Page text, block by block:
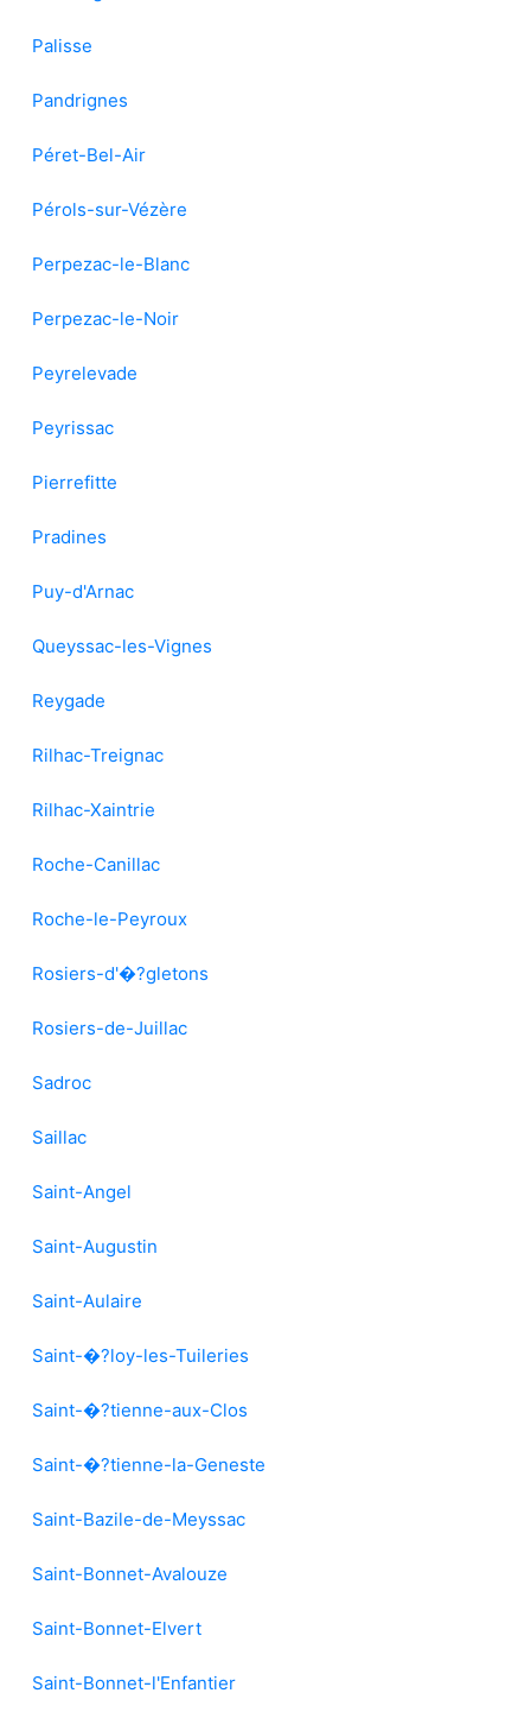
Palisse
Pandrignes
Péret-Bel-Air
Pérols-sur-Vézère
Perpezac-le-Blanc
Perpezac-le-Noir
Peyrelevade
Peyrissac
Pierrefitte
Pradines
Puy-d'Arnac
Queyssac-les-Vignes
Reygade
Rilhac-Treignac
Rilhac-Xaintrie
Roche-Canillac
Roche-le-Peyroux
Rosiers-d'�?gletons
Rosiers-de-Juillac
Sadroc
Saillac
Saint-Angel
Saint-Augustin
Saint-Aulaire
Saint-�?loy-les-Tuileries
Saint-�?tienne-aux-Clos
Saint-�?tienne-la-Geneste
Saint-Bazile-de-Meyssac
Saint-Bonnet-Avalouze
Saint-Bonnet-Elvert
Saint-Bonnet-l'Enfantier